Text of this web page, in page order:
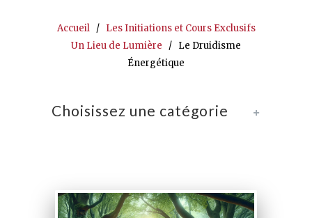
Accueil/ Les Initiations et Cours Exclusifs
Un Lieu de Lumière / Le Druidisme
Énergétique
+
Choisissez une catégorie